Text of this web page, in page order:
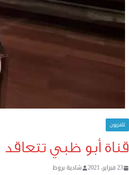
تلفزيون
قناة أبو ظبي
23 فبراير، 2021 شادية بروط